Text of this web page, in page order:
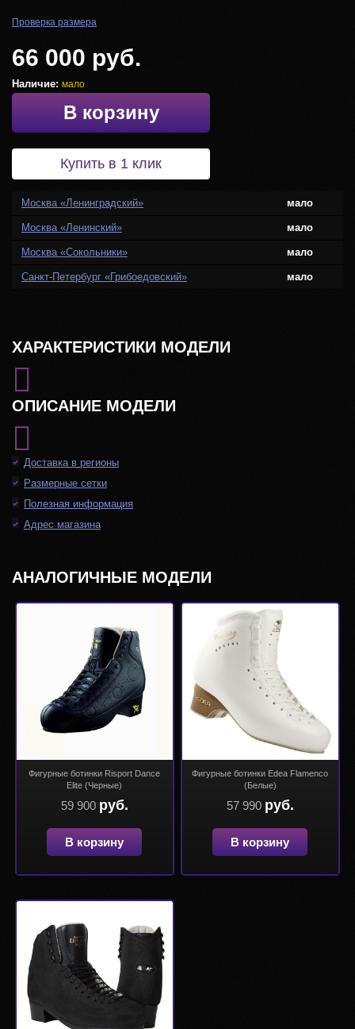
Проверка размера
66 000 руб.
Наличие: мало
В корзину
Купить в 1 клик
Москва «Ленинградский» мало
Москва «Ленинский» мало
Москва «Сокольники» мало
Санкт-Петербург «Грибоедовский» мало
ХАРАКТЕРИСТИКИ МОДЕЛИ
ОПИСАНИЕ МОДЕЛИ
Доставка в регионы
Размерные сетки
Полезная информация
Адрес магазина
АНАЛОГИЧНЫЕ МОДЕЛИ
Фигурные ботинки Risport Dance
Elite (Черные)
59 900 руб.
В корзину
Фигурные ботинки Edea Flamenco
(Белые)
57 990 руб.
В корзину